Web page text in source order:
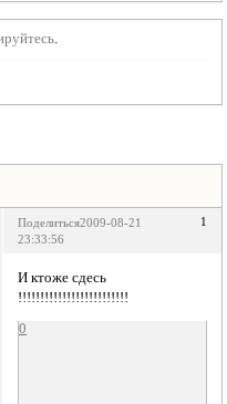
.
Поделиться 1
2009-08-21
23:33:56
И ктоже сдесь
!!!!!!!!!!!!!!!!!!!!!!!!!
0